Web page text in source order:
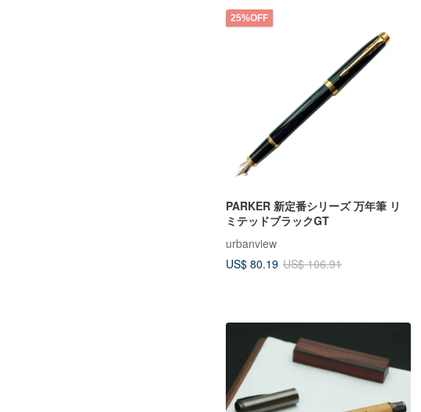
25%OFF
PARKER 新定番シリーズ 万年筆 リ
ミテッドブラックGT
urbanview
US$ 80.19 US$ 106.91